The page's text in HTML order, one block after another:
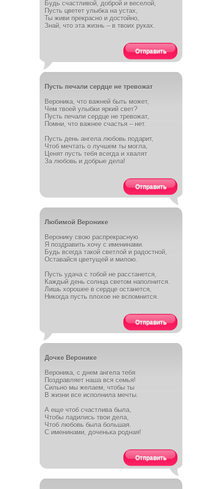
Будь счастливой, доброй и веселой,
Пусть цветет улыбка на устах,
Ты живи прекрасно и достойно,
Знай, что эта жизнь – в твоих руках.
Отправить
Пусть печали сердце не тревожат
Вероника, что важней быть может,
Чем твоей улыбки яркий свет?
Пусть печали сердце не тревожат,
Помни, что важнее счастья – нет.
Пусть день ангела любовь подарит,
Чтоб мечтать о лучшем ты могла,
Ценят пусть тебя всегда и хвалят
За любовь и добрые дела!
Отправить
Любимой Веронике
Веронику свою распрекрасную
Я поздравить хочу с именинами.
Будь всегда такой светлой и радостной,
Оставайся цветущей и милою.
Пусть удача с тобой не расстанется,
Каждый день солнца светом наполнится.
Лишь хорошее в сердце останется,
Никогда пусть плохое не вспомнится.
Отправить
Дочке Веронике
Вероника, с днем ангела тебя
Поздравляет наша вся семья!
Сильно мы желаем, чтобы ты
В жизни все исполнила мечты.
А еще чтоб счастлива была,
Чтобы ладились твои дела,
Чтоб любовь была большая.
С именинами, доченька родная!
Отправить